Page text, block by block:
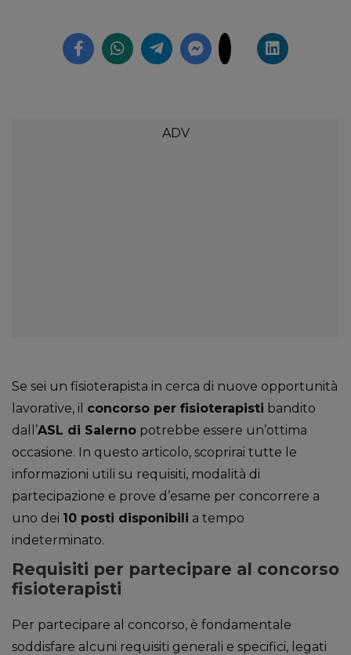
Se sei un fisioterapista in cerca di nuove opportunità
lavorative, il concorso per fisioterapisti bandito
dall’ASL di Salerno potrebbe essere un’ottima
occasione. In questo articolo, scoprirai tutte le
informazioni utili su requisiti, modalità di
partecipazione e prove d’esame per concorrere a
uno dei 10 posti disponibili a tempo
indeterminato.
Requisiti per partecipare al concorso
fisioterapisti
Per partecipare al concorso, è fondamentale
soddisfare alcuni requisiti generali e specifici, legati